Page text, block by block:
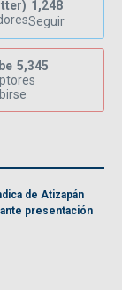
1,248
Seguir
5,345
de Atizapán
presentación